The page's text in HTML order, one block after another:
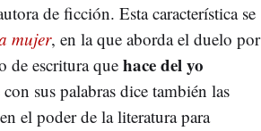
de ficción. Esta característica se
mujer, en la que aborda el duelo por
de escritura que hace del yo
sus palabras dice también las
el poder de la literatura para